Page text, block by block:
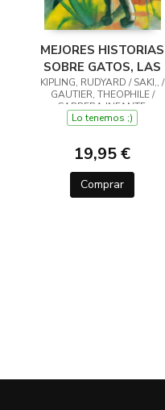
MEJORES HISTORIAS
SOBRE GATOS, LAS
KIPLING, RUDYARD / SAKI,, /
GAUTIER, THEOPHILE /
CABRERA INFANTE,
GUILLERMO / ZOLA, ÉMILE /
Lo tenemos ;)
19,95 €
Comprar